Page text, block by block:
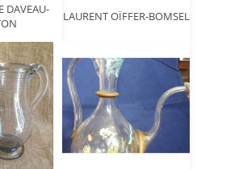
DAVEAU-
LAURENT OÏFFER-BOMSEL